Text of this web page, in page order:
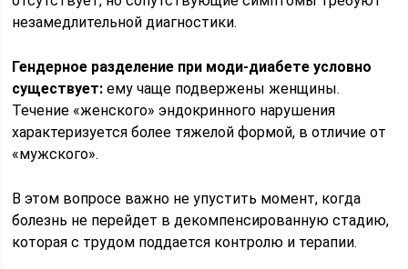
незамедлительной диагностики.
Гендерное разделение при моди-диабете условно
существует: ему чаще подвержены женщины.
Течение «женского» эндокринного нарушения
характеризуется более тяжелой формой, в отличие от
«мужского».
В этом вопросе важно не упустить момент, когда
болезнь не перейдет в декомпенсированную стадию,
которая с трудом поддается контролю и терапии.